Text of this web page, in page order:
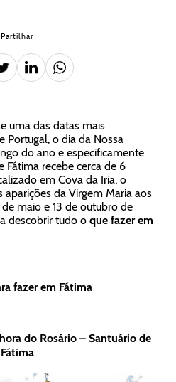
Partilhar
uma das datas mais
Portugal, o dia da Nossa
do ano e especificamente
Fátima recebe cerca de 6
em Cova da Iria, o
da Virgem Maria aos
maio e 13 de outubro de
descobrir tudo o que fazer em
fazer em Fátima
do Rosário – Santuário de
Fátima